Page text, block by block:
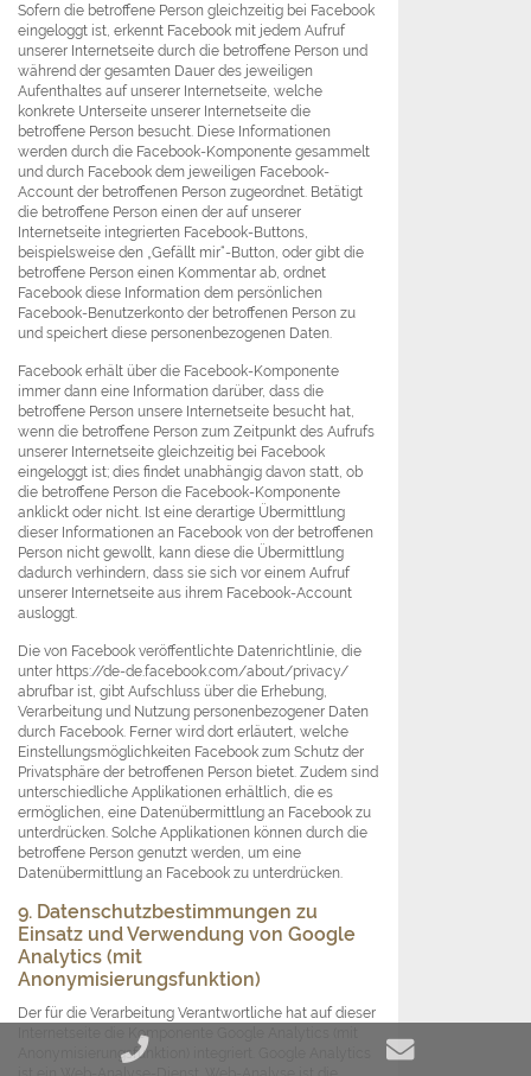
Sofern die betroffene Person gleichzeitig bei Facebook
eingeloggt ist, erkennt Facebook mit jedem Aufruf
unserer Internetseite durch die betroffene Person und
während der gesamten Dauer des jeweiligen
Aufenthaltes auf unserer Internetseite, welche
konkrete Unterseite unserer Internetseite die
betroffene Person besucht. Diese Informationen
werden durch die Facebook-Komponente gesammelt
und durch Facebook dem jeweiligen Facebook-
Account der betroffenen Person zugeordnet. Betätigt
die betroffene Person einen der auf unserer
Internetseite integrierten Facebook-Buttons,
beispielsweise den „Gefällt mir“-Button, oder gibt die
betroffene Person einen Kommentar ab, ordnet
Facebook diese Information dem persönlichen
Facebook-Benutzerkonto der betroffenen Person zu
und speichert diese personenbezogenen Daten.
Facebook erhält über die Facebook-Komponente
immer dann eine Information darüber, dass die
betroffene Person unsere Internetseite besucht hat,
wenn die betroffene Person zum Zeitpunkt des Aufrufs
unserer Internetseite gleichzeitig bei Facebook
eingeloggt ist; dies findet unabhängig davon statt, ob
die betroffene Person die Facebook-Komponente
anklickt oder nicht. Ist eine derartige Übermittlung
dieser Informationen an Facebook von der betroffenen
Person nicht gewollt, kann diese die Übermittlung
dadurch verhindern, dass sie sich vor einem Aufruf
unserer Internetseite aus ihrem Facebook-Account
ausloggt.
Die von Facebook veröffentlichte Datenrichtlinie, die
unter https://de-de.facebook.com/about/privacy/
abrufbar ist, gibt Aufschluss über die Erhebung,
Verarbeitung und Nutzung personenbezogener Daten
durch Facebook. Ferner wird dort erläutert, welche
Einstellungsmöglichkeiten Facebook zum Schutz der
Privatsphäre der betroffenen Person bietet. Zudem sind
unterschiedliche Applikationen erhältlich, die es
ermöglichen, eine Datenübermittlung an Facebook zu
unterdrücken. Solche Applikationen können durch die
betroffene Person genutzt werden, um eine
Datenübermittlung an Facebook zu unterdrücken.
9. Datenschutzbestimmungen zu
Einsatz und Verwendung von Google
Analytics (mit
Anonymisierungsfunktion)
Der für die Verarbeitung Verantwortliche hat auf dieser
Internetseite die Komponente Google Analytics (mit
Anonymisierungsfunktion) integriert. Google Analytics